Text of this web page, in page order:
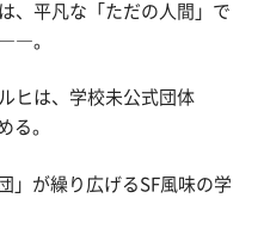
、平凡な「ただの人間」で
――。
ヒは、学校未公式団体
る。
」が繰り広げるSF風味の学